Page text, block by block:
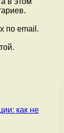
по email.
как не